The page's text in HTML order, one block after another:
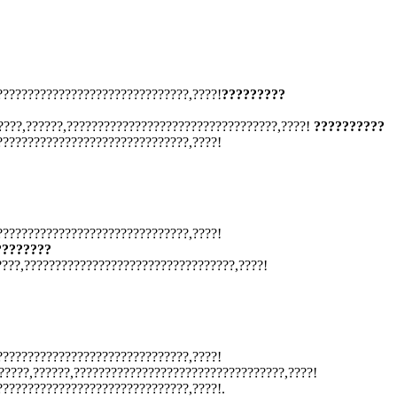
?????????
??????????